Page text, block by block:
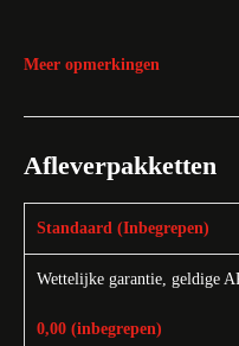
Vraag ons naar de actuele
Voor meer informatie omtrent
Star Twin Motors – Het
Meer opmerkingen
Afleverpakketten
Standaard (Inbegrepen)
Wettelijke garantie, geldige
0,00 (inbegrepen)